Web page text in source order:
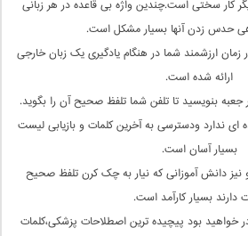
کار سختی است.چندین واژه بی قاعده در هر زبانی
حدس زدن آنها بسیار مشکل است.
زمان ارزشمند شما در هنگام یادگیری یک زبان خارجی
ارائه شده است.
بنویسید تا تلفن شما تلفظ صحیح آن را بگوید.
ای ندارد ودسترسی به آخرین کلمات و بازیابی لیست
بسیار آسان است.
و نیز دانش آموزانی که نیار به چک کرن تلفظ صحیح
دارند بسیار کارآمد است.
خواهید بود پیچیده ترین اصطلاحات پزشکی،کلمات